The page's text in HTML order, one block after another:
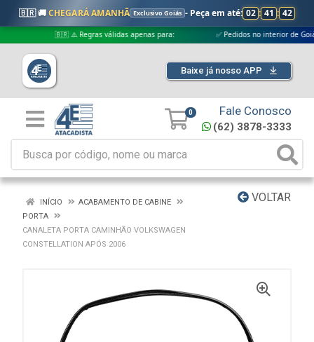
🇧🇷 🚚CHEGARÁ AMANHÃ Exclusivo Goiás - Peça em até: 02 : 41 : 42
🇧🇷 ⚠️ Regras válidas apenas para: ✅ Pedidos no interior de Goiás
Baixe já nosso APP
0 Fale Conosco
(62) 3878-3333
VOLTAR
INÍCIO
ACABAMENTO DE CABINE
PORTA
CANALETA PORTA CAMINHÃO VOLKSWAGEN
CONSTELLATION APÓS 2006